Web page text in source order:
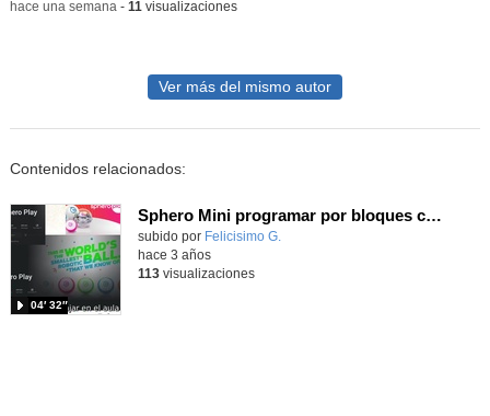
-hace una semana - 11 visualizaciones
Ver más del mismo autor
Contenidos relacionados:
Sphero Mini programar por bloques con Sphero Play
Contenido educativo.
subido por Felicisimo G.
04′ 32″
hace 3 años
113visualizaciones